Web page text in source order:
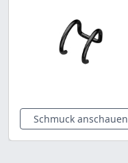
Schmuck anschauen